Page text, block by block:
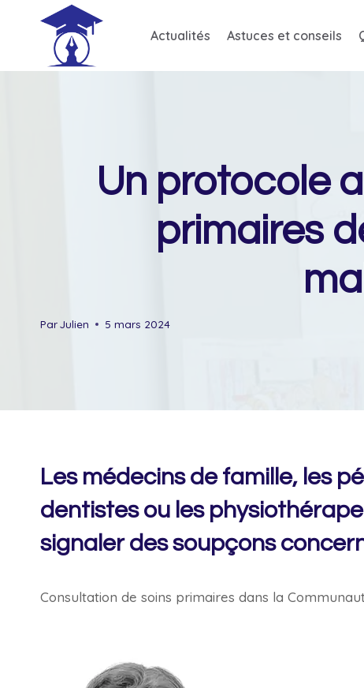
Actualités Astuces et conseils
Un protocole
primaires
ParJulien 5 mars 2024
Les médecins de famille, les
dentistes ou les
signaler des soupçons
Consultation de soins primaires dans la